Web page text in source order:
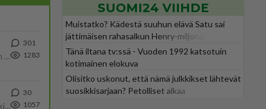
https://www.iltalehti.fi/viihdeuutiset/a/c46da6ab-340f-4790-aaa7-0865eed2336 Yrityksen konkurssihakemus on tullut kärä
301
1283
Martina Aitolehti on seurattu julkisuuden henkilö. Lähipiiriin mahtuu muitakin tunnettuja henkilöitä. Tiesitkö, että Ma
30
1057
SUOMI24 VIIHDE
Muistatko? Kädestä suuhun elävä Satu sai
jättimäisen rahasalkun Henry-miljonääriltä
Tänä iltana tv:ssä - Vuoden 1992 katsotuin
kotimainen elokuva
Olisitko uskonut, että nämä julkkikset lähtevät
suosikkisarjaan? Petolliset alkaa